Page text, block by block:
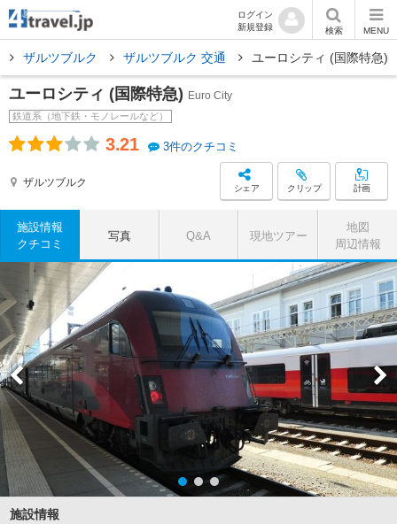
ログイン
新規登録
検索 MENU
ザルツブルク ザルツブルク 交通 ユーロシティ (国際特急)
ユーロシティ (国際特急) Euro City
鉄道系（地下鉄・モノレールなど）
3.21 3件のクチコミ
ザルツブルク シェア クリップ 計画
施設情報
クチコミ
写真 Q&A 現地ツアー
地図
周辺情報
施設情報